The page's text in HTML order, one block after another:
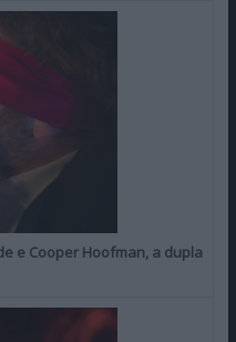
e Cooper Hoofman, a dupla